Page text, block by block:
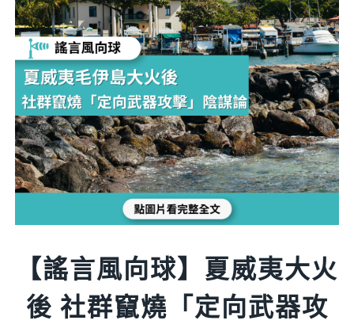
【謠言風向球】夏威夷大火
後 社群竄燒「定向武器攻